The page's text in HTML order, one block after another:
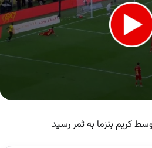
کریم بنزما به ثمر رسید